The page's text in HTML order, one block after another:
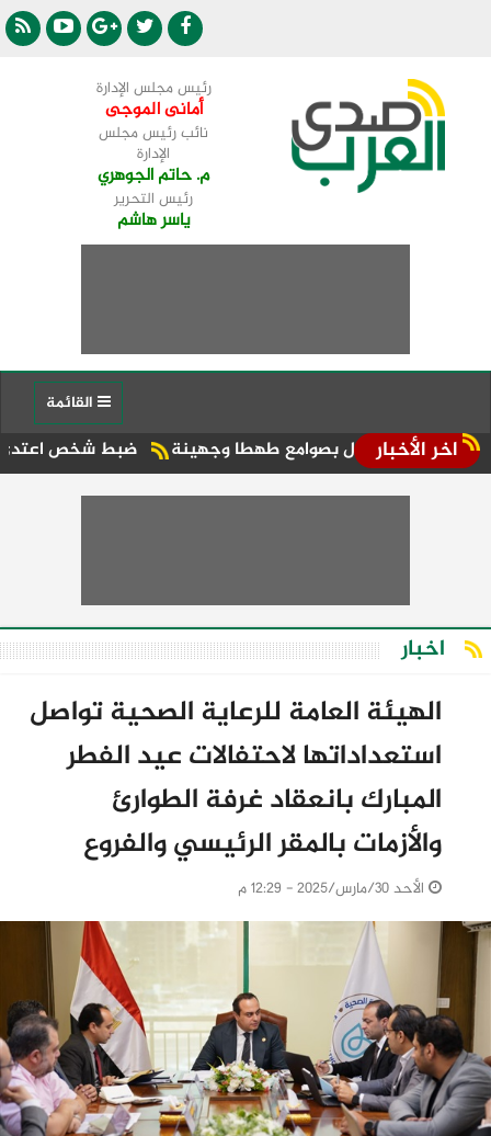
رئيس مجلس الإدارة
أمانى الموجى
نائب رئيس مجلس
الإدارة
م. حاتم الجوهري
رئيس التحرير
ياسر هاشم
اخر الأخبار ضبط شخص اعتدى على سيدة
اخبار
الهيئة العامة للرعاية الصحية تواصل
استعداداتها لاحتفالات عيد الفطر
المبارك بانعقاد غرفة الطوارئ
والأزمات بالمقر الرئيسي والفروع
الأحد 30/مارس/2025 - 12:29 م